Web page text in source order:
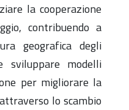
la cooperazione
contribuendo a
geografica degli
sviluppare modelli
per migliorare la
lo scambio